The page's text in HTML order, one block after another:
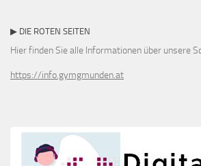
▶ DIE ROTEN SEITEN
Hier finden Sie alle Informationen über unsere
https://info.gymgmunden.at